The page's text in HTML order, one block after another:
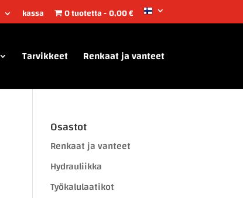
kassa 0 tuotetta 0,00 €
Tarvikkeet Renkaat ja vanteet
Osastot
Renkaat ja vanteet
Hydrauliikka
Työkalulaatikot